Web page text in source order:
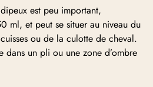
est peu important,
ml, et peut se situer au niveau du
ou de la culotte de cheval.
dans un pli ou une zone d’ombre